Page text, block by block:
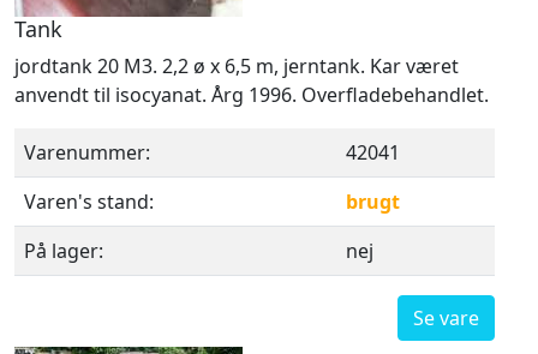
Tank
jordtank 20 M3. 2,2 ø x 6,5 m, jerntank. Kar været
anvendt til isocyanat. Årg 1996. Overfladebehandlet.
Varenummer:
42041
Varen's stand:
brugt
På lager:
nej
Se vare